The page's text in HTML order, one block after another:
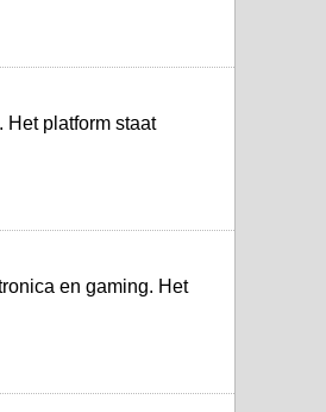
platform staat
en gaming. Het